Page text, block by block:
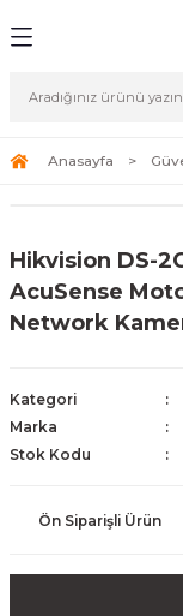
Sistemleri
Sistemleri (Network
ve Depolama
ve Bağlantı
Kamera Lisansları
Güvenlik
Duvarı) Cihazları
Ağ Yönlendiricileri
Fi) ve Access Point
Antivirüs Yazılımları
ve Depolama
SSD
Kurtarma
Merkezi Altyapısı
Anasayfa
Hikvision DS-
AcuSense
Network
Kategori
Marka
Stok Kodu
Ön Siparişli Ürün